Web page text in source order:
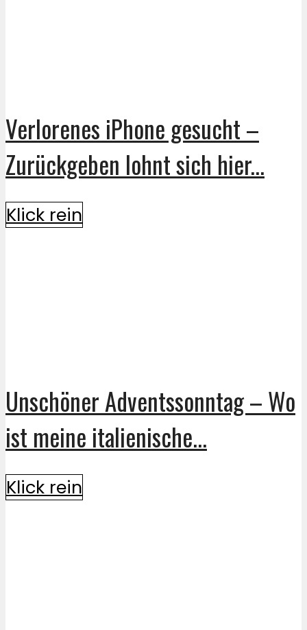
Verlorenes iPhone gesucht –
Zurückgeben lohnt sich hier...
Klick rein
Unschöner Adventssonntag – Wo
ist meine italienische...
Klick rein